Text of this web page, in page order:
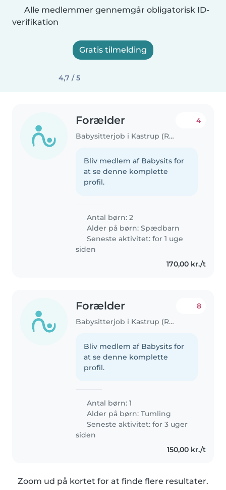
Alle medlemmer gennemgår obligatorisk ID-
verifikation
Gratis tilmelding
4,7 / 5
Forælder
Babysitterjob i Kastrup (Region Hovedstaden)
4
Bliv medlem af Babysits for
at se denne komplette
profil.
Antal børn: 2
Alder på børn:Spædbarn
Seneste aktivitet: for 1 uge
siden
170,00 kr./t
Forælder
Babysitterjob i Kastrup (Region Hovedstaden)
8
Bliv medlem af Babysits for
at se denne komplette
profil.
Antal børn: 1
Alder på børn:Tumling
Seneste aktivitet: for 3 uger
siden
150,00 kr./t
Zoom ud på kortet for at finde flere resultater.